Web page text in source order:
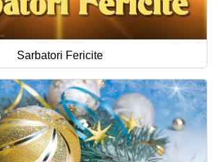
Sarbatori Fericite